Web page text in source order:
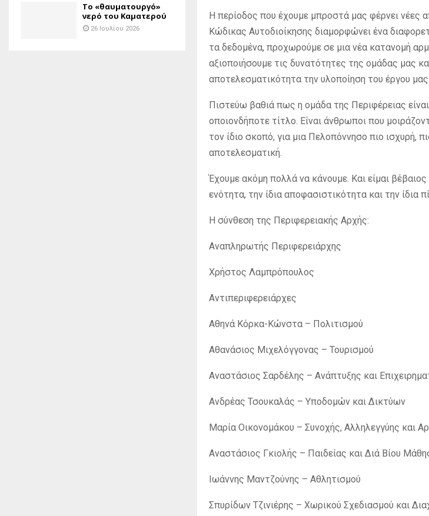
Η περίοδος που έχουμε μπροστά μας φέρνει νέες
Κώδικας Αυτοδιοίκησης διαμορφώνει ένα
τα δεδομένα, προχωρούμε σε μια νέα κατανομή
αξιοποιήσουμε τις δυνατότητες της ομάδας μας
αποτελεσματικότητα την υλοποίηση του έργου μας.
Πιστεύω βαθιά πως η ομάδα της Περιφέρειας
οποιονδήποτε τίτλο. Είναι άνθρωποι που
τον ίδιο σκοπό, για μια Πελοπόννησο πιο ισχυρή,
αποτελεσματική.
Έχουμε ακόμη πολλά να κάνουμε. Και είμαι βέβαιος
ενότητα, την ίδια αποφασιστικότητα και την ίδια
Η σύνθεση της Περιφερειακής Αρχής:
Αναπληρωτής Περιφερειάρχης
Χρήστος Λαμπρόπουλος
Αντιπεριφερειάρχες
Αθηνά Κόρκα-Κώνστα – Πολιτισμού
Αθανάσιος Μιχελόγγονας – Τουρισμού
Αναστάσιος Σαρδέλης – Ανάπτυξης και
Ανδρέας Τσουκαλάς – Υποδομών και Δικτύων
Μαρία Οικονομάκου – Συνοχής, Αλληλεγγύης και
Αναστάσιος Γκιολής – Παιδείας και Διά Βίου
Ιωάννης Μαντζούνης – Αθλητισμού
Σπυρίδων Τζινιέρης – Χωρικού Σχεδιασμού και
Το «θαυματουργό»
νερό του Καματερού
26 Ιουλίου 2026